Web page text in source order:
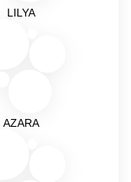
LILYA
AZARA